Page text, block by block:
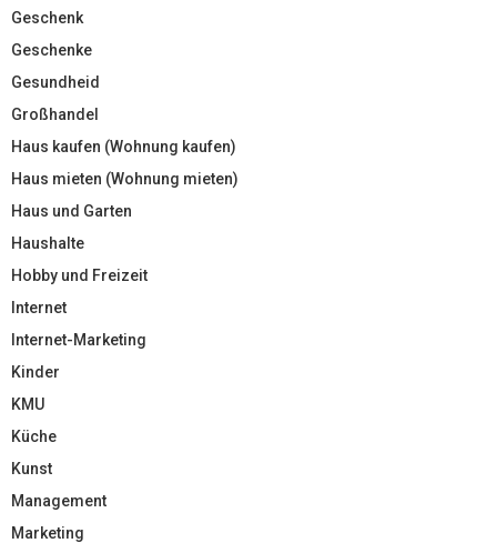
Geschenk
Geschenke
Gesundheid
Großhandel
Haus kaufen (Wohnung kaufen)
Haus mieten (Wohnung mieten)
Haus und Garten
Haushalte
Hobby und Freizeit
Internet
Internet-Marketing
Kinder
KMU
Küche
Kunst
Management
Marketing